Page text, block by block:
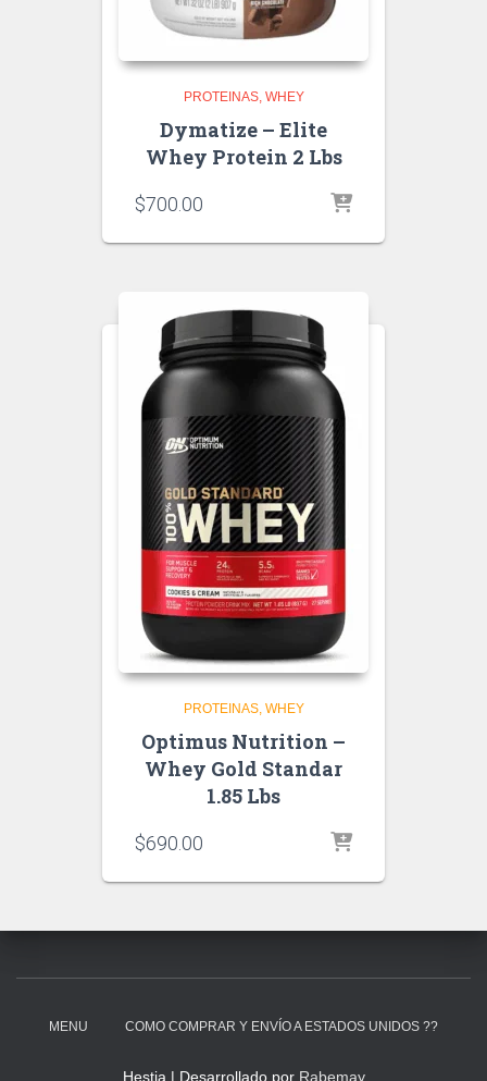
PROTEINAS WHEY
Dymatize – Elite
Whey Protein 2 Lbs
$700.00
PROTEINAS WHEY
Optimus Nutrition –
Whey Gold Standar
1.85 Lbs
$690.00
MENU COMO COMPRAR Y ENVÍO A ESTADOS UNIDOS ??
Hestia | Desarrollado por Rabemay